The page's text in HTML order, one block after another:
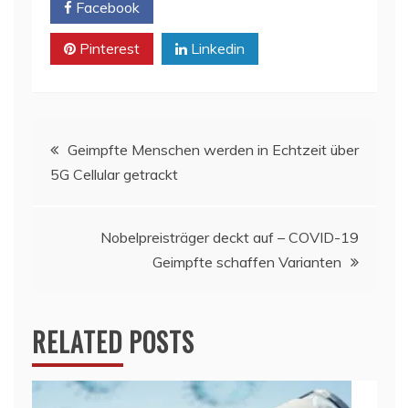
Facebook
Pinterest Linkedin
Beitragsnavigation
Geimpfte Menschen werden in Echtzeit über
5G Cellular getrackt
Nobelpreisträger deckt auf – COVID-19
Geimpfte schaffen Varianten
RELATED POSTS